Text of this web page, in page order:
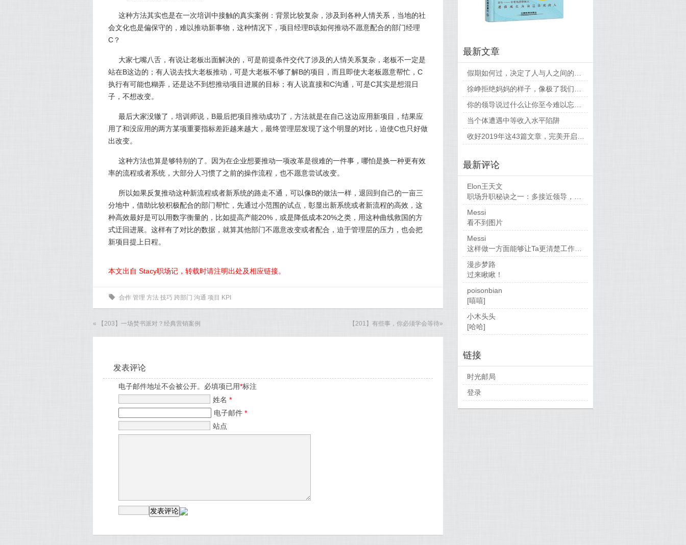
这种方法其实也是在一次培训中接触的真实案例：背景比较复杂，涉及到各种人情关系，当地的社
会文化也是偏保守的，难以推动新事物，这种情况下，项目经理B该如何推动不愿意配合的部门经理
C？
大家七嘴八舌，有说让老板出面解决的，可是前提条件交代了涉及的人情关系复杂，老板不一定是
站在B这边的；有人说去找大老板推动，可是大老板不够了解B的项目，而且即使大老板愿意帮忙，C
执行有可能也糊弄，还是达不到想推动项目进展的目标；有人说直接和C沟通，可是C其实是想混日
子，不想改变。
最后大家没辙了，培训师说，B最后把项目推动成功了，方法就是在自己这边应用新项目，结果应
用了和没应用的两方某项重要指标差距越来越大，最终管理层发现了这个明显的对比，迫使C也只好做
出改变。
这种方法也算是够特别的了。因为在企业想要推动一项改革是很难的一件事，哪怕是换一种更有效
率的流程或者系统，大部分人习惯了之前的操作流程，也不愿意尝试改变。‍
所以如果反复推动这种新流程或者新系统的路走不通，可以像B的做法一样，退回到自己的一亩三
分地中，借助比较积极配合的部门帮忙，先通过小范围的试点，彰显出新系统或者新流程的高效，这
种高效最好是可以用数字衡量的，比如提高产能20%，或是降低成本20%之类，用这种曲线救国的方
式迂回进展。这样有了对比的数据，就算其他部门不愿意改变或者配合，迫于管理层的压力，也会把
新项目提上日程。
本文出自 Stacy职场记，转载时请注明出处及相应链接。
0 合作 管理 方法 技巧 跨部门 沟通 项目 KPI
« 【203】一场焚书派对？经典营销案例 【201】有些事，你必须学会等待»
发表评论
电子邮件地址不会被公开。必填项已用*标注
姓名 *
电子邮件 *
站点
最新文章
当个体遭遇中等收入水平陷阱
最新评论
Elon王天文
职场升职秘诀之一：多接近领导，当然，多做...
Messi
看不到图片
Messi
这样做一方面能够让Ta更清楚工作要求，也...
漫步梦路
过来瞅瞅！
poisonbian
[嘻嘻]
小木头头
[哈哈]
链接
时光邮局
登录